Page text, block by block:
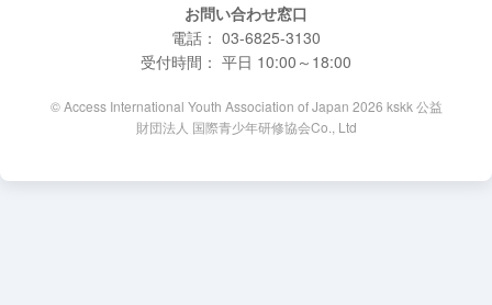
お問い合わせ窓口
電話： 03-6825-3130
受付時間： 平日 10:00～18:00
© Access International Youth Association of Japan 2026 kskk 公益
財団法人 国際青少年研修協会Co., Ltd